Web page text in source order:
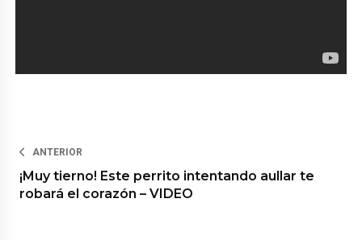
ANTERIOR
¡Muy tierno! Este perrito intentando aullar te
robará el corazón – VIDEO